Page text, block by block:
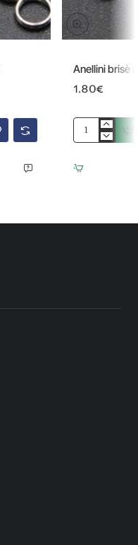
Anellini brisè
1.80€
Anellini
acciaio
3.5